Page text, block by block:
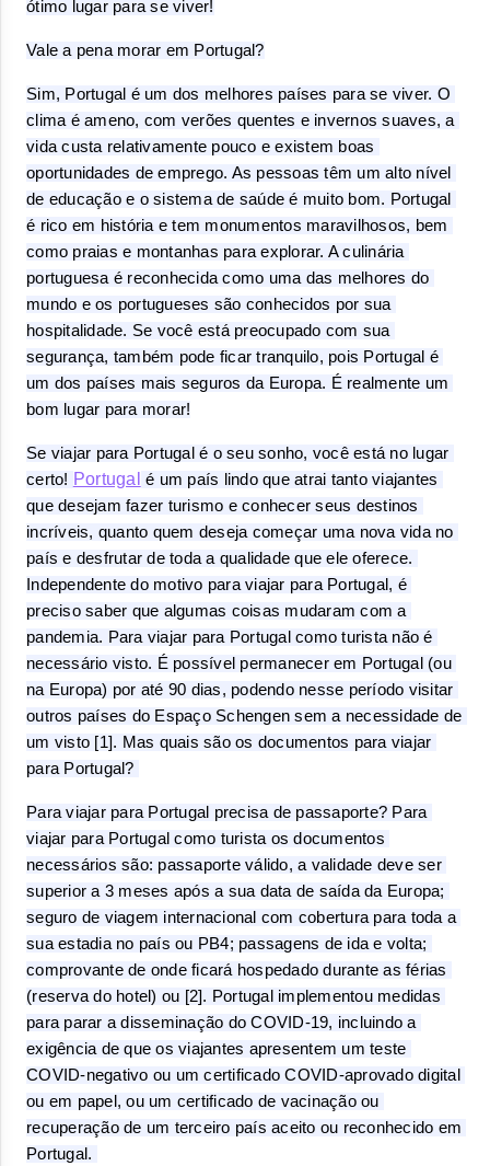
ótimo lugar para se viver!
Vale a pena morar em Portugal?
Sim, Portugal é um dos melhores países para se viver. O
clima é ameno, com verões quentes e invernos suaves, a
vida custa relativamente pouco e existem boas
oportunidades de emprego. As pessoas têm um alto nível
de educação e o sistema de saúde é muito bom. Portugal
é rico em história e tem monumentos maravilhosos, bem
como praias e montanhas para explorar. A culinária
portuguesa é reconhecida como uma das melhores do
mundo e os portugueses são conhecidos por sua
hospitalidade. Se você está preocupado com sua
segurança, também pode ficar tranquilo, pois Portugal é
um dos países mais seguros da Europa. É realmente um
bom lugar para morar!
Se viajar para Portugal é o seu sonho, você está no lugar
certo! Portugal
é um país lindo que atrai tanto viajantes
que desejam fazer turismo e conhecer seus destinos
incríveis, quanto quem deseja começar uma nova vida no
país e desfrutar de toda a qualidade que ele oferece.
Independente do motivo para viajar para Portugal, é
preciso saber que algumas coisas mudaram com a
pandemia. Para viajar para Portugal como turista não é
necessário visto. É possível permanecer em Portugal (ou
na Europa) por até 90 dias, podendo nesse período visitar
outros países do Espaço Schengen sem a necessidade de
um visto [1]. Mas quais são os documentos para viajar
para Portugal?
Para viajar para Portugal precisa de passaporte? Para
viajar para Portugal como turista os documentos
necessários são: passaporte válido, a validade deve ser
superior a 3 meses após a sua data de saída da Europa;
seguro de viagem internacional com cobertura para toda a
sua estadia no país ou PB4; passagens de ida e volta;
comprovante de onde ficará hospedado durante as férias
(reserva do hotel) ou [2]. Portugal implementou medidas
para parar a disseminação do COVID-19, incluindo a
exigência de que os viajantes apresentem um teste
COVID-negativo ou um certificado COVID-aprovado digital
ou em papel, ou um certificado de vacinação ou
recuperação de um terceiro país aceito ou reconhecido em
Portugal.